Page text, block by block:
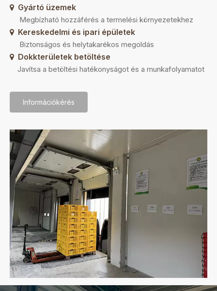
 Gyártó üzemek
Megbízható hozzáférés a termelési környezetekhez
 Kereskedelmi és ipari épületek
Biztonságos és helytakarékos megoldás
 Dokkterületek betöltése
Javítsa a betöltési hatékonyságot és a munkafolyamatot
Információkérés